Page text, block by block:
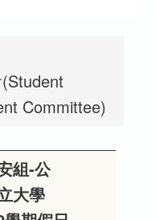
Committee)
組-公
大學